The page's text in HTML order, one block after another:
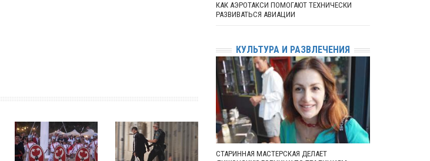
КАК АЭРОТАКСИ ПОМОГАЮТ ТЕХНИЧЕСКИ
РАЗВИВАТЬСЯ АВИАЦИИ
КУЛЬТУРА И РАЗВЛЕЧЕНИЯ
СТАРИННАЯ МАСТЕРСКАЯ ДЕЛАЕТ